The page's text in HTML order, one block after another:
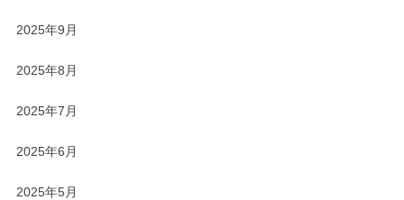
2025年9月
2025年8月
2025年7月
2025年6月
2025年5月